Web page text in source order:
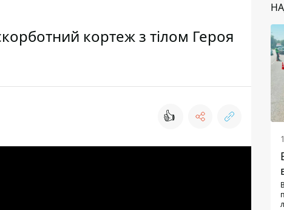
кортеж з тілом Героя
👍